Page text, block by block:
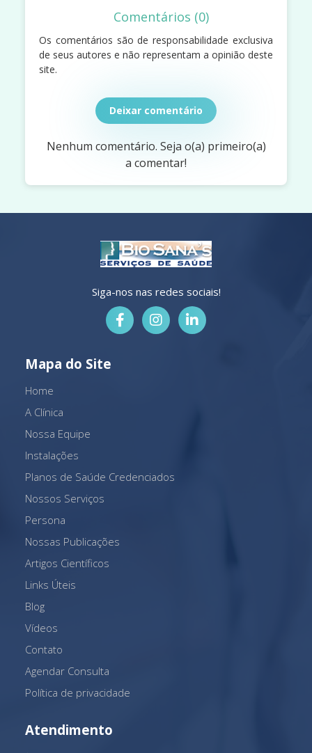
Comentários (0)
Os comentários são de responsabilidade exclusiva
de seus autores e não representam a opinião deste
site.
Deixar comentário
Nenhum comentário. Seja o(a) primeiro(a)
a comentar!
Siga-nos nas redes sociais!
Mapa do Site
Home
A Clínica
Nossa Equipe
Instalações
Planos de Saúde Credenciados
Nossos Serviços
Persona
Nossas Publicações
Artigos Científicos
Links Úteis
Blog
Vídeos
Contato
Agendar Consulta
Política de privacidade
Atendimento